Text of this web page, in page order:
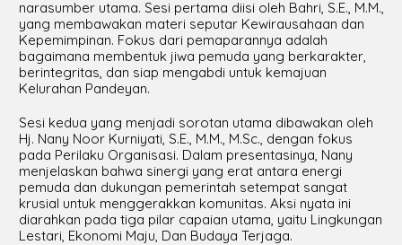
narasumber utama. Sesi pertama diisi oleh Bahri, S.E., M.M.,
yang membawakan materi seputar Kewirausahaan dan
Kepemimpinan. Fokus dari pemaparannya adalah
bagaimana membentuk jiwa pemuda yang berkarakter,
berintegritas, dan siap mengabdi untuk kemajuan
Kelurahan Pandeyan.
Sesi kedua yang menjadi sorotan utama dibawakan oleh
Hj. Nany Noor Kurniyati, S.E., M.M., M.Sc., dengan fokus
pada Perilaku Organisasi. Dalam presentasinya, Nany
menjelaskan bahwa sinergi yang erat antara energi
pemuda dan dukungan pemerintah setempat sangat
krusial untuk menggerakkan komunitas. Aksi nyata ini
diarahkan pada tiga pilar capaian utama, yaitu Lingkungan
Lestari, Ekonomi Maju, Dan Budaya Terjaga.